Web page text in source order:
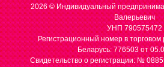
2026 © Индивидуальный
Валерьевич
УНП 790575472
Регистрационный номер в торговом
Беларусь: 776503 от
Cвидетельство о регистрации: №